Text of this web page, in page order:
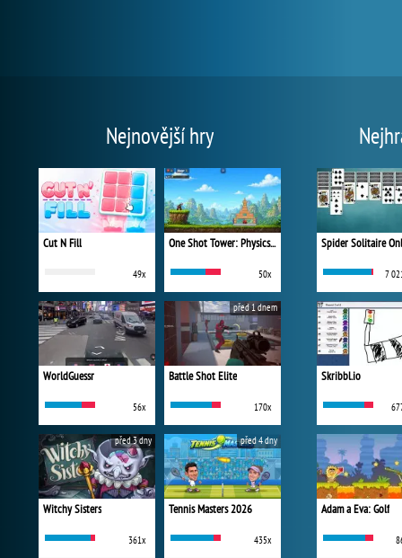
Nejnovější hry
Cut N Fill
49x
One Shot Tower: Physics Destroyer
50x
WorldGuessr
56x
Battle Shot Elite
170x
před 1 dnem
Witchy Sisters
361x
před 3 dny
Tennis Masters 2026
435x
před 4 dny
Spider Solitaire
7
Skribbl.io
Adam a Eva: Golf